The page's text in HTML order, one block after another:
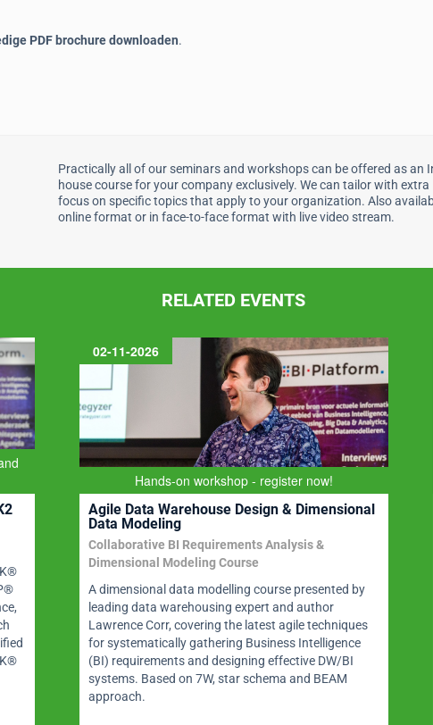
PDF brochure downloaden.
Practically all of our seminars and workshops can be offered as an
house course for your company exclusively. We can tailor with extra
focus on specific topics that apply to your organization. Also
online format or in face-to-face format with live video stream.
RELATED EVENTS
02-11-2026
Hands-on workshop - register now!
Agile Data Warehouse Design & Dimensional
Data Modeling
Collaborative BI Requirements Analysis &
Dimensional Modeling Course
A dimensional data modelling course presented by
leading data warehousing expert and author
Lawrence Corr, covering the latest agile techniques
for systematically gathering Business Intelligence
(BI) requirements and designing effective DW/BI
systems. Based on 7W, star schema and BEAM
approach.